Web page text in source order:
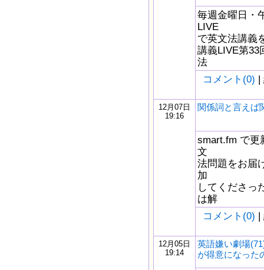
毎週金曜日・
LIVE
で英文法講義
講義LIVE第33
法
コメント(0) |
12月07日
19:16
関係詞と言えば
smart.fm で更
文
法問題をお届
加
してくださっ
は解
コメント(0) |
12月05日
19:14
英語嫌い劇場
が得意になった